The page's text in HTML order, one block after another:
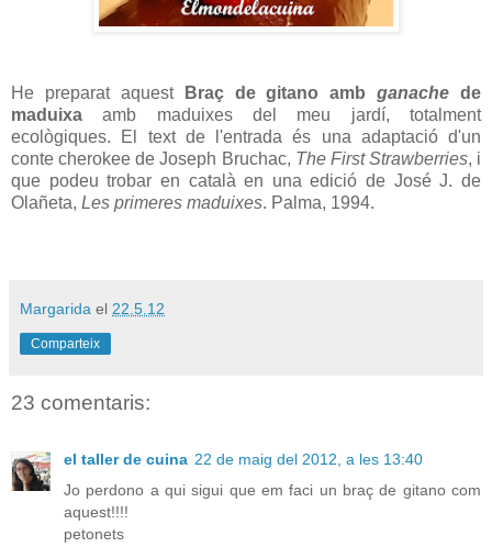
He preparat aquest Braç de gitano ambganache de
maduixa amb maduixes del meu jardí, totalment
ecològiques. El text de l'entrada és una adaptació d'un
conte cherokee de Joseph Bruchac, The First Strawberries, i
que podeu trobar en català en una edició de José J. de
Olañeta, Les primeres maduixes. Palma, 1994.
Margarida el 22.5.12
Comparteix
23 comentaris:
el taller de cuina 22 de maig del 2012, a les 13:40
Jo perdono a qui sigui que em faci un braç de gitano com
aquest!!!!
petonets